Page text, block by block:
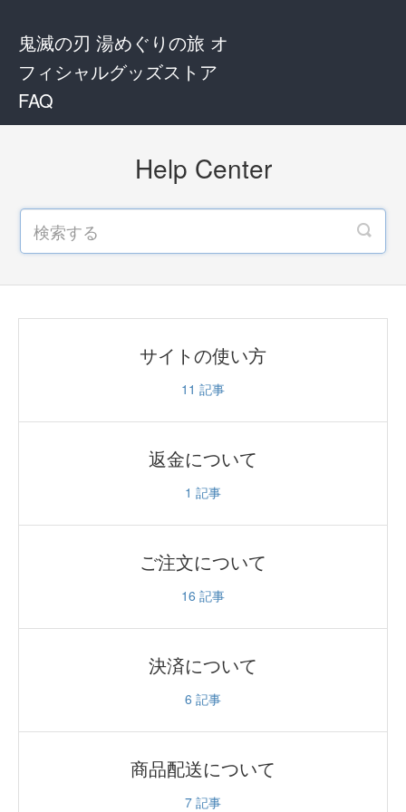
鬼滅の刃 湯めぐりの旅 オ
フィシャルグッズストア
FAQ
Help Center
サイトの使い方
11 記事
返金について
1 記事
ご注文について
16 記事
決済について
6 記事
商品配送について
7 記事